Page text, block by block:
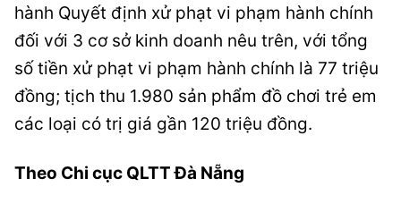
hành Quyết định xử phạt vi phạm hành chính
đối với 3 cơ sở kinh doanh nêu trên, với tổng
số tiền xử phạt vi phạm hành chính là 77 triệu
đồng; tịch thu 1.980 sản phẩm đồ chơi trẻ em
các loại có trị giá gần 120 triệu đồng.
Theo Chi cục QLTT Đà Nẵng